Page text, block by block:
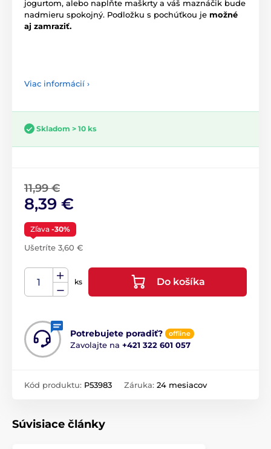
jogurtom, alebo naplňte maškrty a váš maznáčik bude
nadmieru spokojný. Podložku s pochúťkou je možné
aj zamraziť.
Viac informácií ›
Skladom > 10 ks
11,99 €
8,39 €
Zľava -30%
Ušetríte 3,60 €
ks Do košíka
Potrebujete poradiť? offline
Zavolajte na +421 322 601 057
Kód produktu: P53983 Záruka: 24 mesiacov
Súvisiace články